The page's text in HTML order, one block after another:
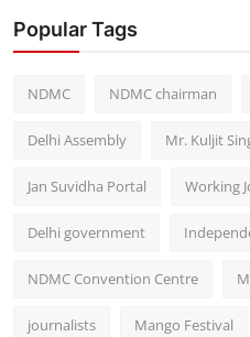
Popular Tags
NDMC NDMC chairman
Delhi Assembly Mr. Kuljit
Jan Suvidha Portal Working
Delhi government
NDMC Convention Centre
journalists Mango Festival